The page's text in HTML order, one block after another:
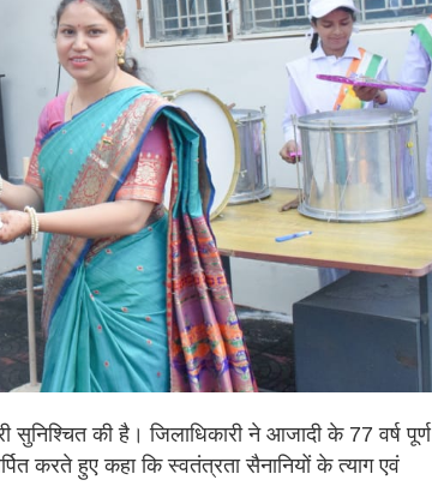
सुनिश्चित की है। जिलाधिकारी ने आजादी के 77 वर्ष पूर्ण
करते हुए कहा कि स्वतंत्रता सैनानियों के त्याग एवं